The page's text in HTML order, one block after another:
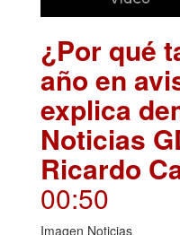
¿Por qué
año en
explica
Noticias
Ricardo
00:50
Imagen Noticias